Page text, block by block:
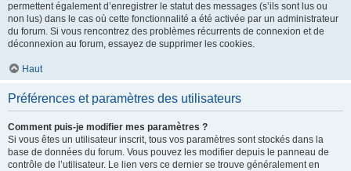
permettent également d’enregistrer le statut des messages (s’ils sont lus ou
non lus) dans le cas où cette fonctionnalité a été activée par un administrateur
du forum. Si vous rencontrez des problèmes récurrents de connexion et de
déconnexion au forum, essayez de supprimer les cookies.
Haut
Préférences et paramètres des utilisateurs
Comment puis-je modifier mes paramètres ?
Si vous êtes un utilisateur inscrit, tous vos paramètres sont stockés dans la
base de données du forum. Vous pouvez les modifier depuis le panneau de
contrôle de l’utilisateur. Le lien vers ce dernier se trouve généralement en